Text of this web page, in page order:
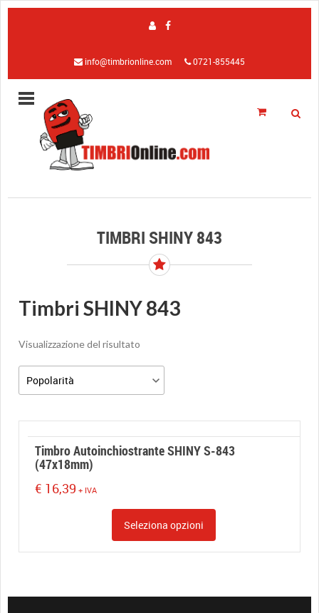
info@timbrionline.com 0721-855445
TIMBRI SHINY 843
Timbri SHINY 843
Visualizzazione del risultato
Timbro Autoinchiostrante SHINY S-843
(47x18mm)
€ 16,39 + IVA
Seleziona opzioni